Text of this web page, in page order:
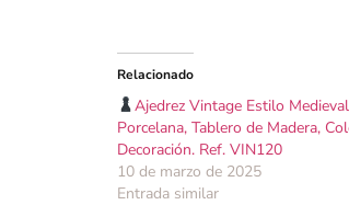
Relacionado
Ajedrez Vintage Estilo
Porcelana, Tablero de Madera,
Decoración. Ref. VIN120
10 de marzo de 2025
Entrada similar